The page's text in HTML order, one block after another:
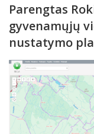
Parengtas
gyvenamųjų
nustatymo